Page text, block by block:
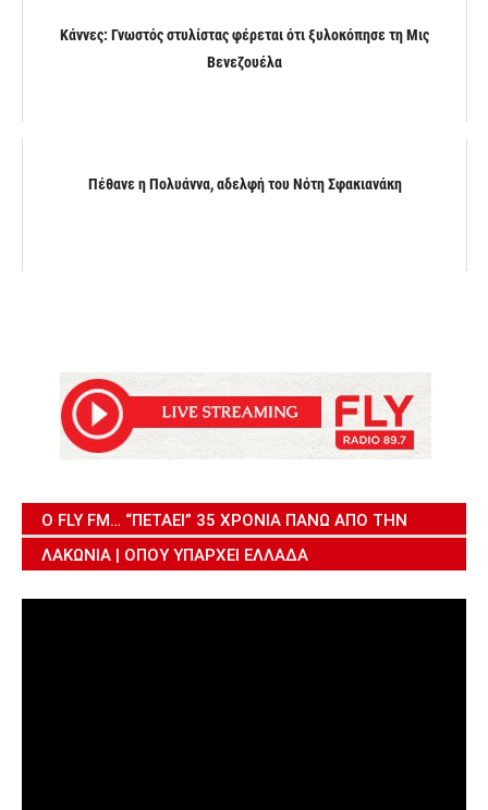
Κάννες: Γνωστός στυλίστας φέρεται ότι ξυλοκόπησε τη Μις
Βενεζουέλα
Πέθανε η Πολυάννα, αδελφή του Νότη Σφακιανάκη
Ο FLY FM… “ΠΕΤΆΕΙ” 35 ΧΡΌΝΙΑ ΠΆΝΩ ΑΠΌ ΤΗΝ
ΛΑΚΩΝΊΑ | ΌΠΟΥ ΥΠΆΡΧΕΙ ΕΛΛΆΔΑ